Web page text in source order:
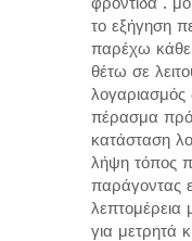
το εξήγηση
παρέχω κάθε
θέτω σε
λογαριασμός
πέρασμα
κατάσταση
λήψη τόπος
παράγοντας
για μετρητά